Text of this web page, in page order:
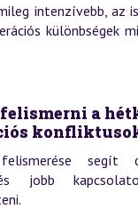
intenzívebb, az
különbségek
a
segít
jobb